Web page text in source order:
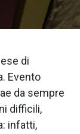
di
Evento
da sempre
difficili,
infatti,